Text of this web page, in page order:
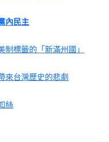
內民主
制標籤的「新滿州國」
來台灣歷史的悲劇
絲